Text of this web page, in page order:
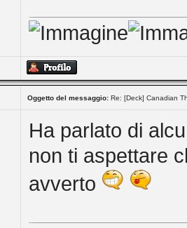
Oggetto del messaggio: Re: [Deck] Canadian
Ha parlato di
non ti aspettare
avverto